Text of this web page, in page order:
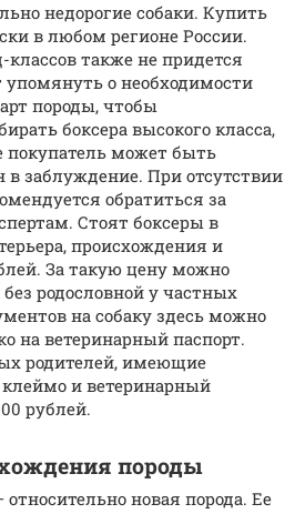
недорогие собаки. Купить
в любом регионе России.
также не придется
упомянуть о необходимости
породы, чтобы
боксера высокого класса,
покупатель может быть
в заблуждение. При отсутствии
обратиться за
Стоят боксеры в
происхождения и
За такую цену можно
родословной у частных
на собаку здесь можно
на ветеринарный паспорт.
родителей, имеющие
и ветеринарный
рублей.
породы
новая порода. Ее